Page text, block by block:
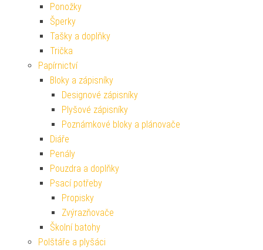
Ponožky
Šperky
Tašky a doplňky
Trička
Papírnictví
Bloky a zápisníky
Designové zápisníky
Plyšové zápisníky
Poznámkové bloky a plánovače
Diáře
Penály
Pouzdra a doplňky
Psací potřeby
Propisky
Zvýrazňovače
Školní batohy
Polštáře a plyšáci